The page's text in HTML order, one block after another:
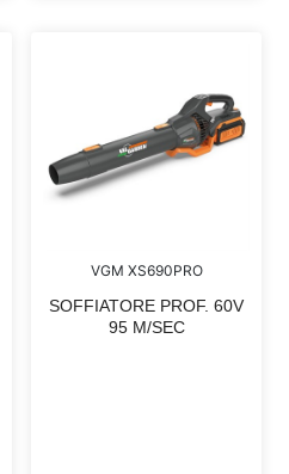
VGM XS690PRO
SOFFIATORE PROF. 60V
95 M/SEC